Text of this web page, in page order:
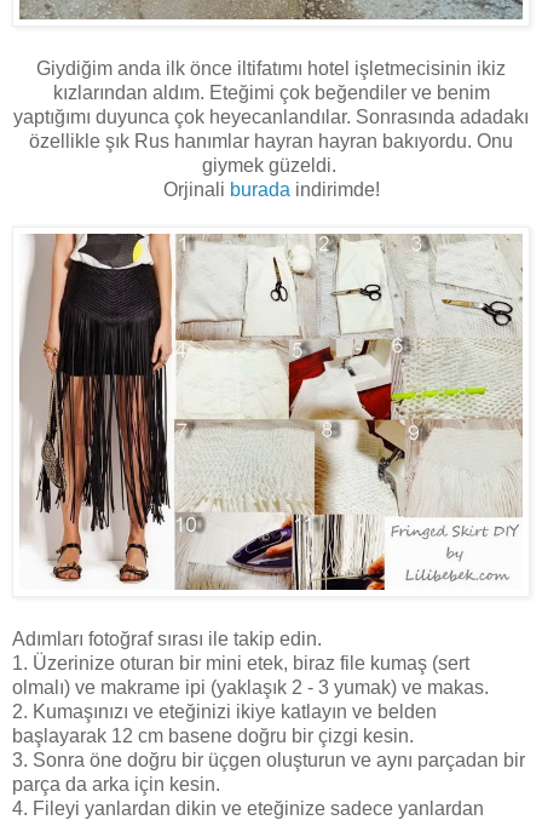
Giydiğim anda ilk önce iltifatımı hotel işletmecisinin ikiz
kızlarından aldım. Eteğimi çok beğendiler ve benim
yaptığımı duyunca çok heyecanlandılar. Sonrasında adadakı
özellikle şık Rus hanımlar hayran hayran bakıyordu. Onu
giymek güzeldi.
Orjinali burada indirimde!
Adımları fotoğraf sırası ile takip edin.
1. Üzerinize oturan bir mini etek, biraz file kumaş (sert
olmalı) ve makrame ipi (yaklaşık 2 - 3 yumak) ve makas.
2. Kumaşınızı ve eteğinizi ikiye katlayın ve belden
başlayarak 12 cm basene doğru bir çizgi kesin.
3. Sonra öne doğru bir üçgen oluşturun ve aynı parçadan bir
parça da arka için kesin.
4. Fileyi yanlardan dikin ve eteğinize sadece yanlardan